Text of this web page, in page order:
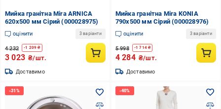
Мийка гранітна Mira ARNICA
620х500 мм Сірий (000028975)
оцінити 3 варіанти
4 232 -1 209 ₴
3 023 ₴/шт.
Доставимо
Мийка гранітна Mira KONIA
790х500 мм Сірий (000028976)
оцінити 3 варіанти
5 998 -1 714 ₴
4 284 ₴/шт.
Доставимо